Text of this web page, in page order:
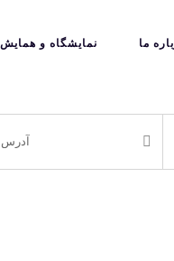
نمایشگاه و همایش ما